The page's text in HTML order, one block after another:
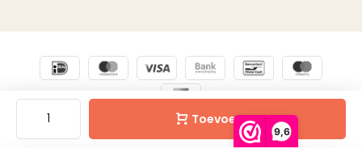
9,6
Toevoegen
© Fabrikten Sitemap